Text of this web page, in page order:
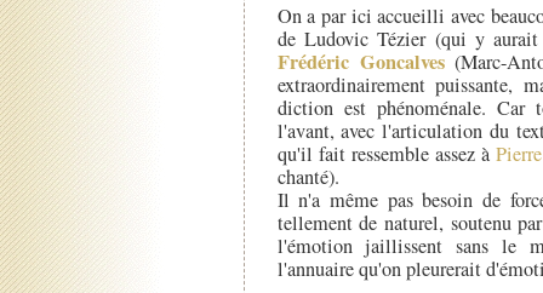
On a par ici accueilli avec
de Ludovic Tézier (qui y aurait
Frédéric Goncalves(Marc-
extraordinairement puissante,
diction est phénoménale. Car
l'avant, avec l'articulation du
qu'il fait ressemble assez à
chanté).
Il n'a même pas besoin de
tellement de naturel, soutenu
l'émotion jaillissent sans le
l'annuaire qu'on pleurerait